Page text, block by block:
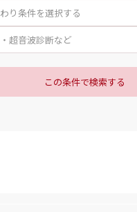
この条件で検索する